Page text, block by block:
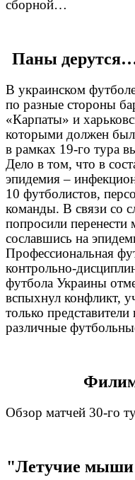
сборной…
Паны
В украинском
по разные стороны
«Карпаты» и
которыми должен
в рамках 19-го тура
Дело в том, что в
эпидемия –
10 футболистов,
команды. В связи со
попросили перенести
сославшись на
Профессиональная
контрольно-
футбола Украины
вспыхнул конфликт,
только
различные
Обзор матчей 30-го
"Летучие